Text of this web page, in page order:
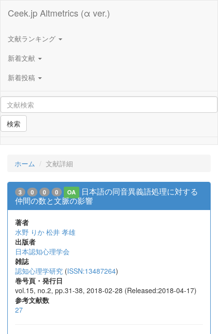
Ceek.jp Altmetrics (α ver.)
文献ランキング
新着文献
新着投稿
検索
ホーム 文献詳細
3 0 0 0 OA
日本語の同音異義語処理に対する
仲間の数と文脈の影響
著者
水野 りか 松井 孝雄
出版者
日本認知心理学会
雑誌
認知心理学研究 (ISSN:13487264)
巻号頁・発行日
vol.15, no.2, pp.31-38, 2018-02-28 (Released:2018-04-17)
参考文献数
27